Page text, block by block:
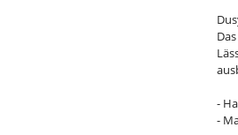
-
-